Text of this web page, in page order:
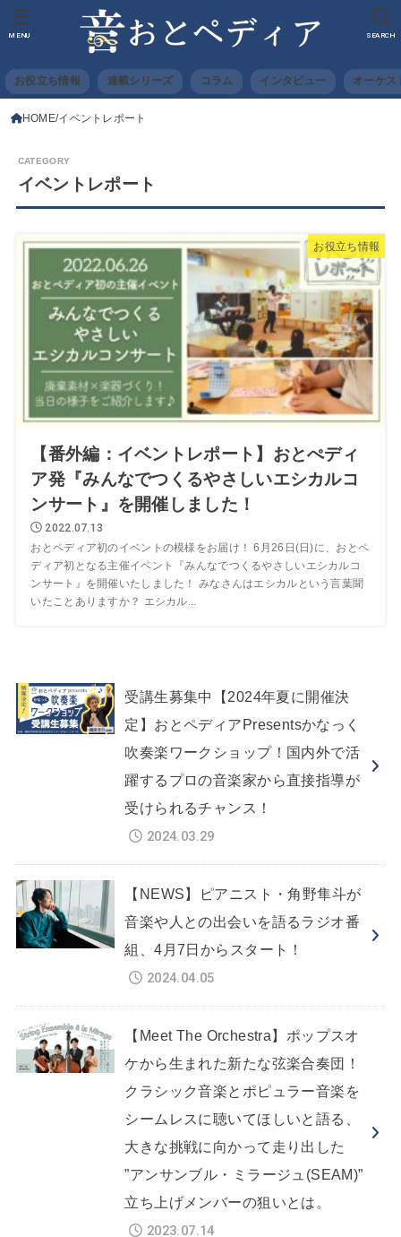
お役立ち情報 連載シリーズ コラム インタビュー オーケス
SEARCH
MENU
HOME イベントレポート
イベントレポート
お役立ち情報
【番外編：イベントレポート】おとぺディ
ア発『みんなでつくるやさしいエシカルコ
ンサート』を開催しました！
2022.07.13
おとペディア初のイベントの模様をお届け！ 6月26日(日)に、おとペ
ディア初となる主催イベント『みんなでつくるやさしいエシカルコ
ンサート』を開催いたしました！ みなさんはエシカルという言葉聞
いたことありますか？ エシカル...
受講生募集中【2024年夏に開催決
定】おとペディアPresentsかなっく
吹奏楽ワークショップ！国内外で活
躍するプロの音楽家から直接指導が
受けられるチャンス！
2024.03.29
【NEWS】ピアニスト・角野隼斗が
音楽や人との出会いを語るラジオ番
組、4月7日からスタート！
2024.04.05
【Meet The Orchestra】ポップスオ
ケから生まれた新たな弦楽合奏団！
クラシック音楽とポピュラー音楽を
シームレスに聴いてほしいと語る、
大きな挑戦に向かって走り出した
”アンサンブル・ミラージュ(SEAM)”
立ち上げメンバーの狙いとは。
2023.07.14